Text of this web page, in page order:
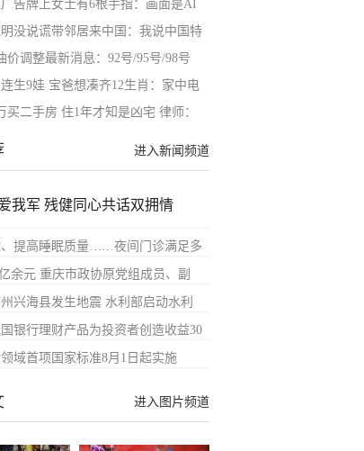
告牌上女士有6根手指：画面是AI
没说谎带邻居来中国：我说中国特
价调整最新消息：92号/95号/98号
生9娃 宝爸想凑齐12生肖：家中电
买二手房 住1年才知是凶宅 律师：
进入新闻频道
我军 残健同心共话双拥情
提高睡眠质量……夜间门诊满足多
余元 重庆市政协原党组成员、副
兴海县发生地震 水利部启动水利
国银行理财产品为投资者创造收益30
域首项国家标准8月1日起实施
进入图片频道